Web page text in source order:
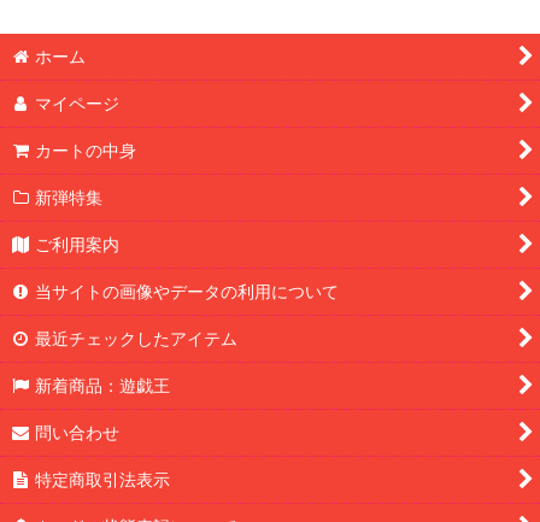
ホーム
マイページ
カートの中身
新弾特集
ご利用案内
当サイトの画像やデータの利用について
最近チェックしたアイテム
新着商品：遊戯王
問い合わせ
特定商取引法表示